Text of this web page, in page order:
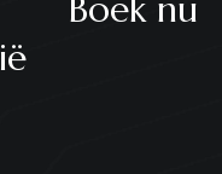
Boek nu